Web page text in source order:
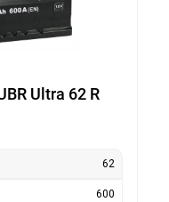
Ultra 62 R
62
600